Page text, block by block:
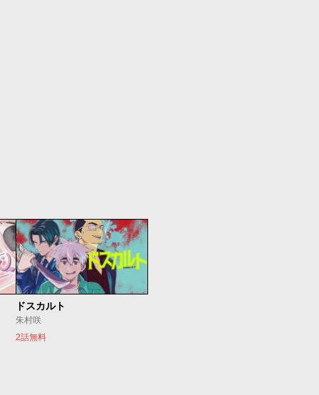
ドスカルト
朱村咲
2話無料